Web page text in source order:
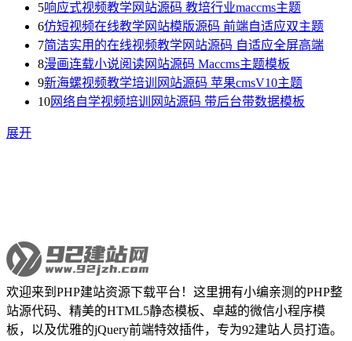
5响应式视频教学网站源码 教培行业maccms主题
6仿短视频在线教学网站模版源码 前端自适应双主题
7简洁实用的在线视频教学网站源码 自适应全屏高端
8漫画连载小说阅读网站源码 Maccms主题模板
9新海螺视频教学培训网站源码 苹果cmsV10主题
10网络自学视频培训网站源码 带后台带数据模板
展开
欢迎来到PHP建站资源下载平台！这里拥有小编亲测的PHP整
站源代码、精美的HTML5静态模板、卓越的微信小程序模
板，以及优雅的jQuery前端特效插件，专为92建站人员打造。